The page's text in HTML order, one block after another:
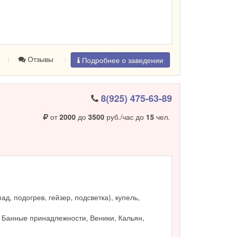
Отзывы Подробнее о заведении
8(925) 475-63-89
от2000до 3500руб./час до 15чел.
подогрев, гейзер, подсветка), купель,
принадлежности, Веники, Кальян,